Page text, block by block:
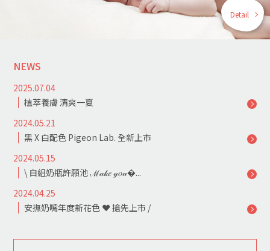
Detail
NEWS
2025.07.04
植萃養膚 清爽一夏
2024.05.21
黑 X 白配色 Pigeon Lab. 全新上市
2024.05.15
\ 自組奶瓶許願池 ℳ𝒶𝓀𝑒 𝓎𝑜𝓊�...
2024.04.25
安撫奶嘴年度新花色 ❤ 搶先上市 /